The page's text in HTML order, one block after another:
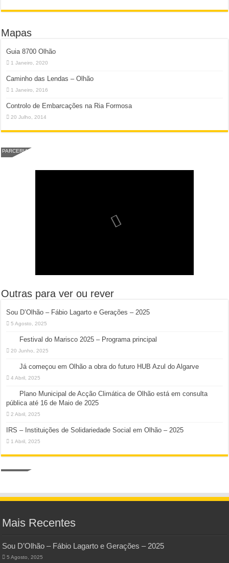
Mapas
Guia 8700 Olhão
1 Janeiro, 2020
Caminho das Lendas – Olhão
1 Janeiro, 2016
Controlo de Embarcações na Ria Formosa
20 Julho, 2014
PARCERIA
Outras para ver ou rever
Sou D’Olhão – Fábio Lagarto e Gerações – 2025
5 Agosto, 2025
Festival do Marisco 2025 – Programa principal
20 Junho, 2025
Já começou em Olhão a obra do futuro HUB Azul do Algarve
4 Abril, 2025
Plano Municipal de Acção Climática de Olhão está em consulta
pública até 16 de Maio de 2025
2 Abril, 2025
IRS – Instituições de Solidariedade Social em Olhão – 2025
1 Abril, 2025
Mais Recentes
Sou D’Olhão – Fábio Lagarto e Gerações – 2025
5 Agosto, 2025